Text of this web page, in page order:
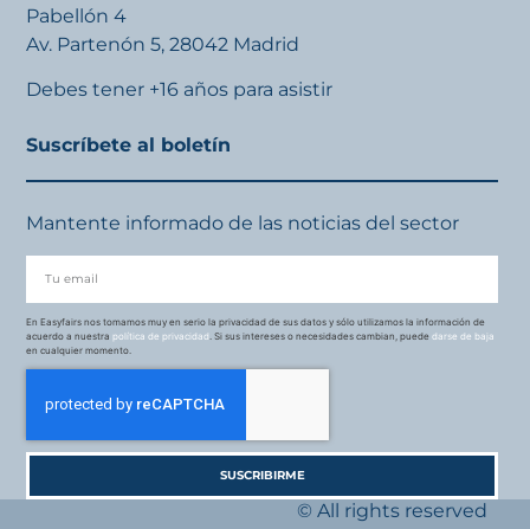
Pabellón 4
Av. Partenón 5, 28042 Madrid
Debes tener +16 años para asistir
Suscríbete al boletín
Mantente informado de las noticias del sector
En Easyfairs nos tomamos muy en serio la privacidad de sus datos y sólo utilizamos la información de
acuerdo a nuestrapolítica de privacidad . Si sus intereses o necesidades cambian, puededarse de baja
en cualquier momento.
SUSCRIBIRME
© All rights reserved